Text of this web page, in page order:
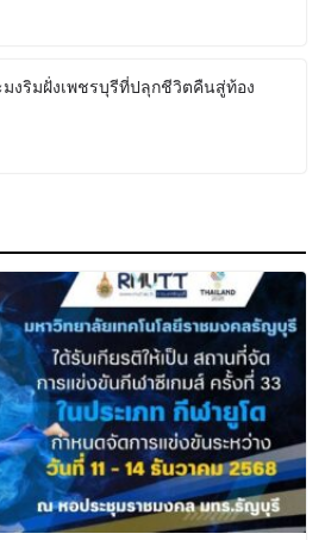
งริมฝั่งเพชรบุรีที่ปลุกชีวิตคืนสู่ท้อง